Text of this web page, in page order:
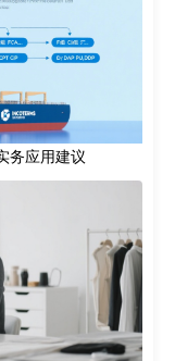
务应用建议